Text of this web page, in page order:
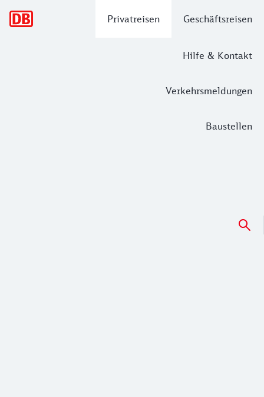
Privatreisen Geschäftsreisen
Hilfe & Kontakt
Verkehrsmeldungen
Baustellen